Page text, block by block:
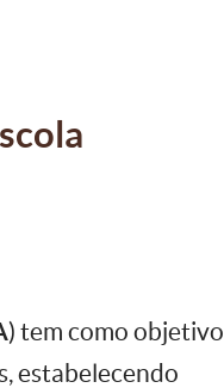
) tem como objetivo
estabelecendo